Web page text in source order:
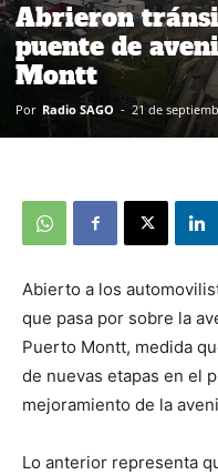
Abrieron
puente de
Montt
Por Radio SAGO - 21 de
Abierto a los
que pasa por sobre la
Puerto Montt, medida
de nuevas etapas en el
mejoramiento de la
Lo anterior representa